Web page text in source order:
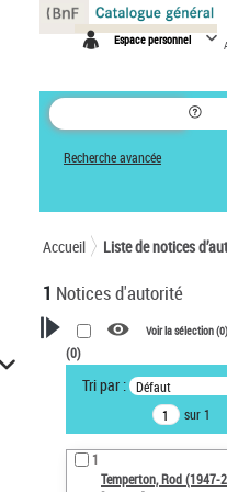
Espace personnel
Recherche avancée
Accueil Liste de notices
1 Notices d'autorité
VOTRE RECHERCHE
Recherche avancée
notices d’autorité
Œuvres liées à l'auteur :
Temperton, Rod (1947-
Voir la sélection (0)
(0)
Tri par : Défaut
sur 1
1
Temperton, Rod (1947-
Panneau de gestion des cookies